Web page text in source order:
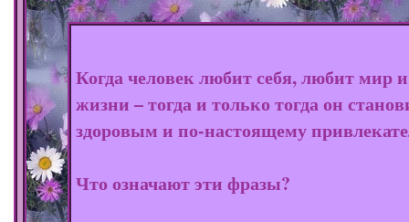
Когда человек любит себя, любит мир и
жизни – тогда и только тогда он
здоровым и по-настоящему
Что означают эти фразы?